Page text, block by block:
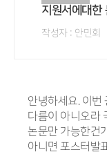
지원서에대한
작성자 : 안민
안녕하세요. 이번
다름이 아니오라
논문만 가능한건
아니면 포스터발